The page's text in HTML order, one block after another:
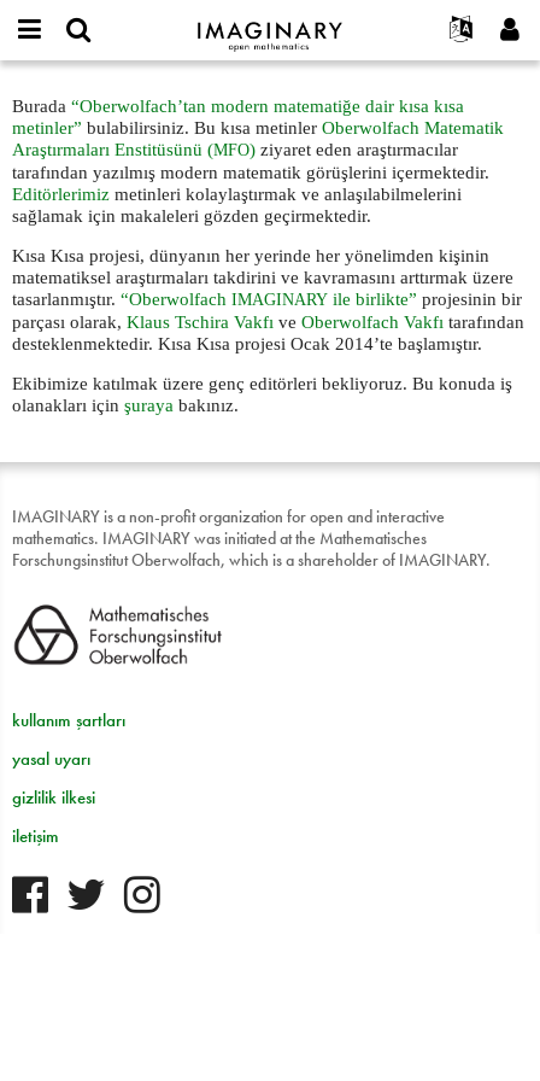
IMAGINARY
open
Français
Deutsch
한국어
Español
Türkçe
Programlar
Galeriler
Etkileşimli
Filmler
Metinler
Sergiler
Devamı...
Projeler
Katılım
İletişim
mail
or
username
*
Parola
*
Yeni hesap oluştur
Yeni parola iste
Ara
Kısa
Kısa:
metin
Burada “Oberwolfach’tan modern matematiğe dair kısa kısa
metinler” bulabilirsiniz. Bu kısa metinler Oberwolfach Matematik
Araştırmaları Enstitüsünü (MFO) ziyaret eden araştırmacılar
tarafından yazılmış modern matematik görüşlerini içermektedir.
Editörlerimiz metinleri kolaylaştırmak ve anlaşılabilmelerini
sağlamak için makaleleri gözden geçirmektedir.
Kısa Kısa projesi, dünyanın her yerinde her yönelimden kişinin
matematiksel araştırmaları takdirini ve kavramasını arttırmak üzere
tasarlanmıştır. “Oberwolfach IMAGINARY ile birlikte” projesinin bir
parçası olarak, Klaus Tschira Vakfı ve Oberwolfach Vakfı tarafından
desteklenmektedir. Kısa Kısa projesi Ocak 2014’te başlamıştır.
Ekibimize katılmak üzere genç editörleri bekliyoruz. Bu konuda iş
olanakları için şuraya bakınız.
IMAGINARY is a non-profit organization for open and interactive
mathematics. IMAGINARY was initiated at the Mathematisches
Forschungsinstitut Oberwolfach, which is a shareholder of IMAGINARY.
kullanım şartları
yasal uyarı
gizlilik ilkesi
iletişim